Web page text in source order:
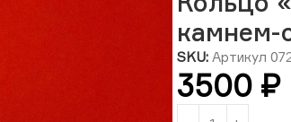
камнем-
SKU: Артикул
3500 ₽